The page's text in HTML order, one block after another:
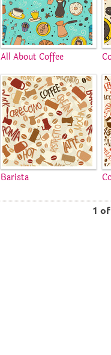
All About Coffee
Barista
1